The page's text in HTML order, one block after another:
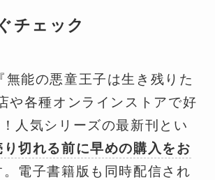
チェック
無能の悪童王子は生き残りた
や各種オンラインストアで好
人気シリーズの最新刊とい
り切れる前に早めの購入をお
。電子書籍版も同時配信され